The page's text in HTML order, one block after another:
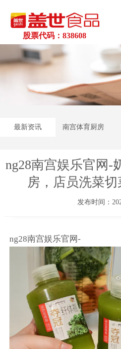
股票代码：838608
最新资讯 南宫体育厨房
ng28南宫娱乐官网-
房，店员洗菜
发布时间：
ng28南宫娱乐官网-